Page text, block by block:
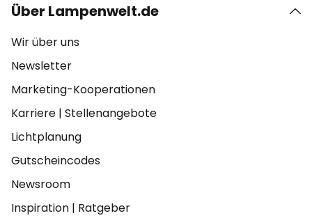
Über Lampenwelt.de
Wir über uns
Newsletter
Marketing-Kooperationen
Karriere | Stellenangebote
Lichtplanung
Gutscheincodes
Newsroom
Inspiration | Ratgeber